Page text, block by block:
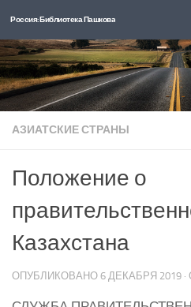
Перейти к содержимому
Россия: Библиотека Пашкова
АЗИАТСКИЕ СТРАНЫ
Положение о
Казахстана
ОПУБЛИКОВАНО 6 ДЕКАБРЯ 2019